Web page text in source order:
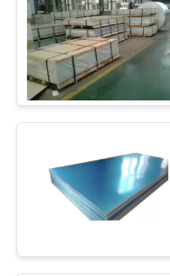
barre
La